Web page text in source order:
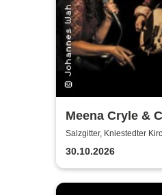
Meena Cryle &
Salzgitter, Kniestedter
30.10.2026